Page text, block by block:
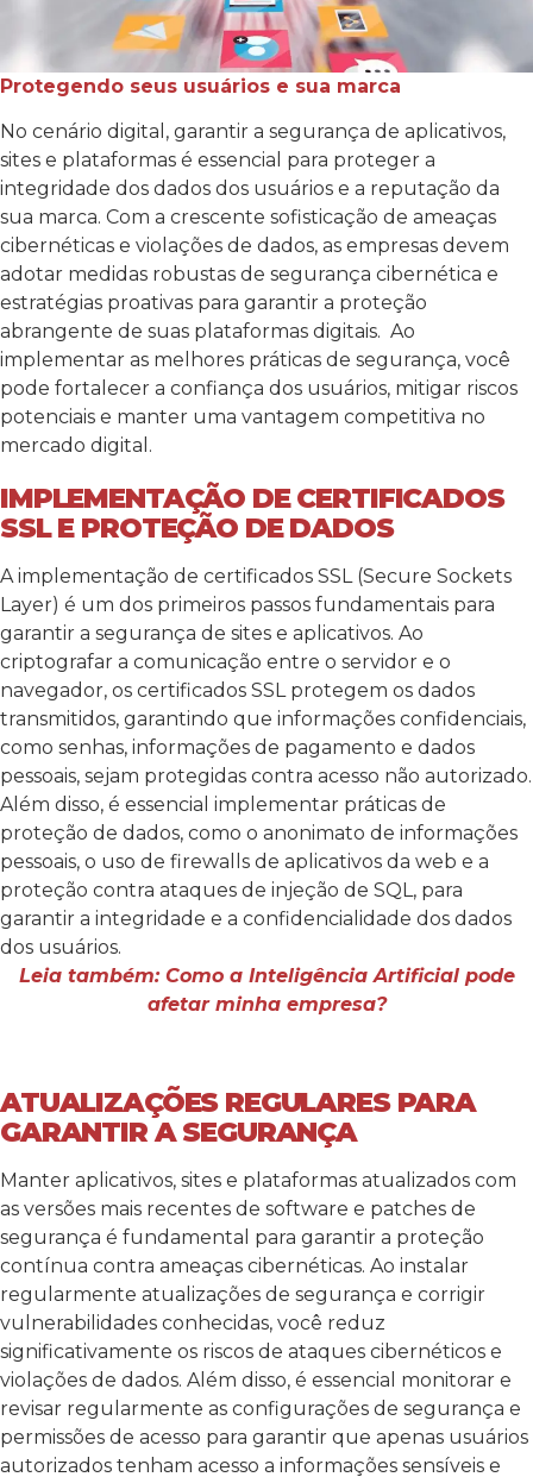
Protegendo seus usuários e sua marca
No cenário digital, garantir a segurança de aplicativos,
sites e plataformas é essencial para proteger a
integridade dos dados dos usuários e a reputação da
sua marca. Com a crescente sofisticação de ameaças
cibernéticas e violações de dados, as empresas devem
adotar medidas robustas de segurança cibernética e
estratégias proativas para garantir a proteção
abrangente de suas plataformas digitais. Ao
implementar as melhores práticas de segurança, você
pode fortalecer a confiança dos usuários, mitigar riscos
potenciais e manter uma vantagem competitiva no
mercado digital.
IMPLEMENTAÇÃO DE CERTIFICADOS
SSL E PROTEÇÃO DE DADOS
A implementação de certificados SSL (Secure Sockets
Layer) é um dos primeiros passos fundamentais para
garantir a segurança de sites e aplicativos. Ao
criptografar a comunicação entre o servidor e o
navegador, os certificados SSL protegem os dados
transmitidos, garantindo que informações confidenciais,
como senhas, informações de pagamento e dados
pessoais, sejam protegidas contra acesso não autorizado.
Além disso, é essencial implementar práticas de
proteção de dados, como o anonimato de informações
pessoais, o uso de firewalls de aplicativos da web e a
proteção contra ataques de injeção de SQL, para
garantir a integridade e a confidencialidade dos dados
dos usuários.
Leia também: Como a Inteligência Artificial pode
afetar minha empresa?
ATUALIZAÇÕES REGULARES PARA
GARANTIR A SEGURANÇA
Manter aplicativos, sites e plataformas atualizados com
as versões mais recentes de software e patches de
segurança é fundamental para garantir a proteção
contínua contra ameaças cibernéticas. Ao instalar
regularmente atualizações de segurança e corrigir
vulnerabilidades conhecidas, você reduz
significativamente os riscos de ataques cibernéticos e
violações de dados. Além disso, é essencial monitorar e
revisar regularmente as configurações de segurança e
permissões de acesso para garantir que apenas usuários
autorizados tenham acesso a informações sensíveis e